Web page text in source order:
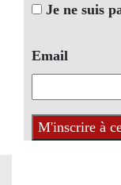
Je ne suis
Email